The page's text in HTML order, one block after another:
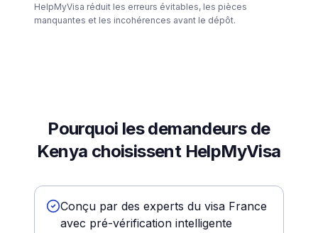
HelpMyVisa réduit les erreurs évitables, les pièces
manquantes et les incohérences avant le dépôt.
Pourquoi les demandeurs de
Kenya choisissent HelpMyVisa
Conçu par des experts du visa France
avec pré-vérification intelligente